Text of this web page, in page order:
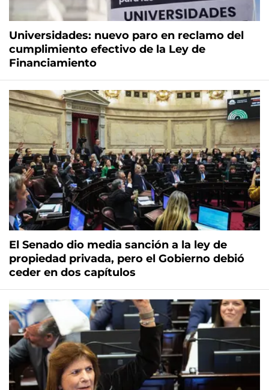
Universidades: nuevo paro en reclamo del
cumplimiento efectivo de la Ley de
Financiamiento
El Senado dio media sanción a la ley de
propiedad privada, pero el Gobierno debió
ceder en dos capítulos